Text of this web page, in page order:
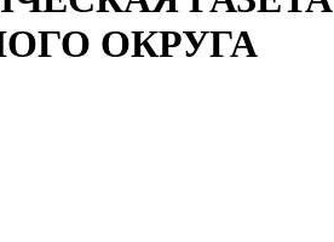
ОКРУГА